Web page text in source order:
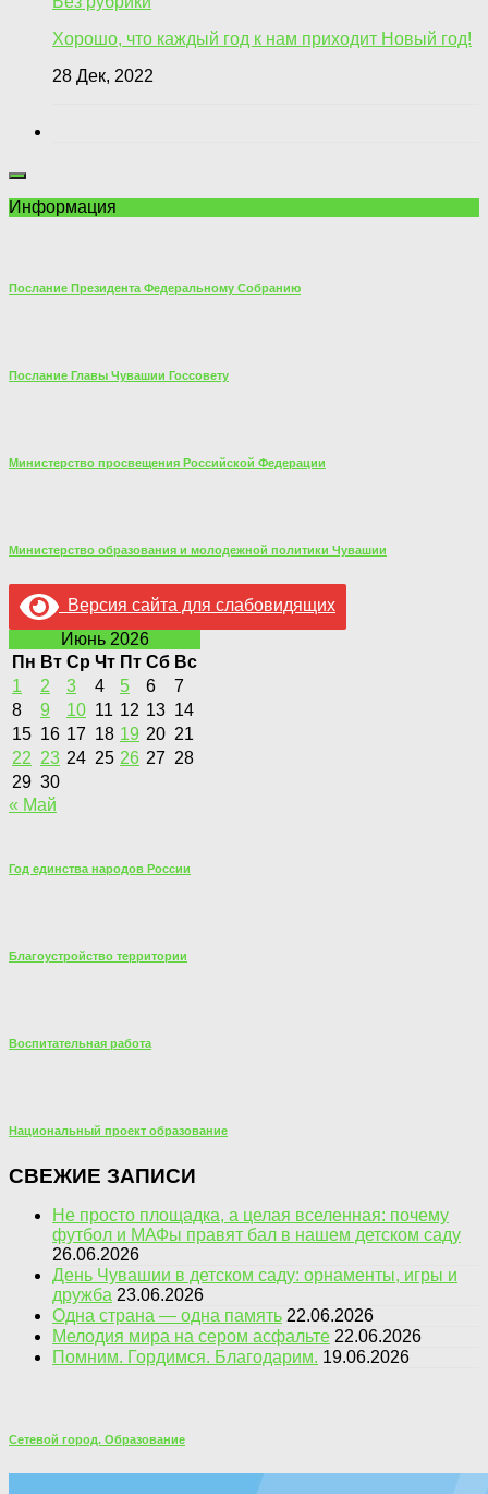
Хорошо, что каждый год к нам приходит Новый год!
28 Дек, 2022
Информация
Послание Президента Федеральному Собранию
Послание Главы Чувашии Госсовету
Министерство просвещения Российской Федерации
Министерство образования и молодежной политики Чувашии
Версия сайта для слабовидящих
Июнь 2026
Пн Вт Ср Чт Пт Сб Вс
1
2 3 4 5 6
7
8
9 10 11 12 13 14
15 16 17 18 19 20 21
22 23 24 25 26 27 28
29 30
« Май
Год единства народов России
Благоустройство территории
Воспитательная работа
Национальный проект образование
СВЕЖИЕ ЗАПИСИ
Не просто площадка, а целая вселенная: почему
футбол и МАФы правят бал в нашем детском саду
26.06.2026
День Чувашии в детском саду: орнаменты, игры и
дружба 23.06.2026
Одна страна — одна память 22.06.2026
Мелодия мира на сером асфальте 22.06.2026
Помним. Гордимся. Благодарим. 19.06.2026
Сетевой город. Образование